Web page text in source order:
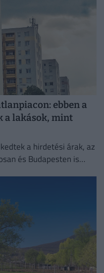
ebben a
a lakások, mint
a hirdetési árak, az
és Budapesten is